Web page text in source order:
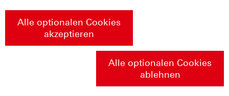
Alle optionalen Cookies
akzeptieren
Alle optionalen Cookies
ablehnen